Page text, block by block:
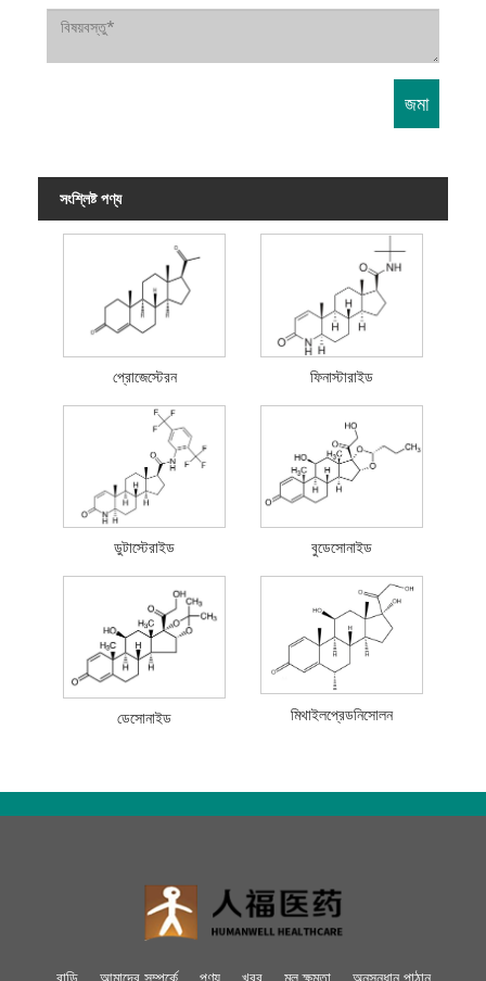
সংশ্লিষ্ট পণ্য
প্রোজেস্টেরন ফিনাস্টারাইড
ডুটাস্টেরাইড বুডেসোনাইড
ডেসোনাইড মিথাইলপ্রেডনিসোলন
বাড়ি আমাদের সম্পর্কে পণ্য খবর মূল ক্ষমতা অনুসন্ধান পাঠান